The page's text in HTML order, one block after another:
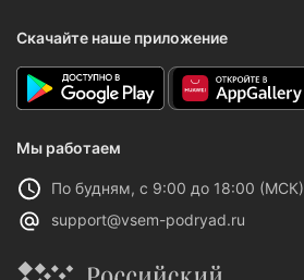
Скачайте наше приложение
Мы работаем
По будням, с 9:00 до 18:00 (МСК)
support@vsem-podryad.ru